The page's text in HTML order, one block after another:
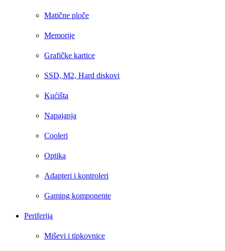
Matične ploče
Memorije
Grafičke kartice
SSD, M2, Hard diskovi
Kućišta
Napajanja
Cooleri
Optika
Adapteri i kontroleri
Gaming komponente
Periferija
Miševi i tipkovnice